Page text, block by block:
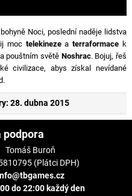
Noci, poslední naděje lidstva
moc telekinezeaterraformace k
pouštním světě Noshrac. Bojuj, řeš
civilizace, abys získal nevídané
28. dubna 2015
podpora
Tomáš Buroň
(Plátci DPH)
do 22:00 každý den